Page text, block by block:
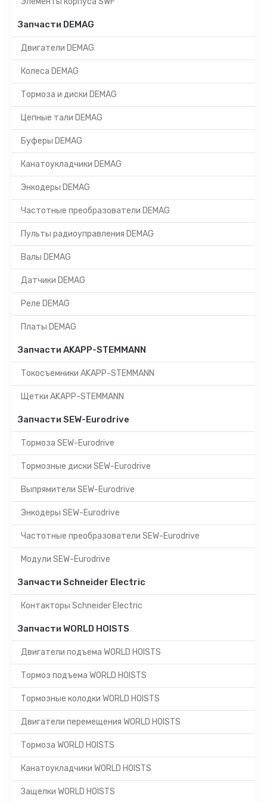
Запчасти DEMAG
Двигатели DEMAG
Колеса DEMAG
Тормоза и диски DEMAG
Цепные тали DEMAG
Буферы DEMAG
Канатоукладчики DEMAG
Энкодеры DEMAG
Частотные преобразователи DEMAG
Пульты радиоуправления DEMAG
Валы DEMAG
Датчики DEMAG
Реле DEMAG
Платы DEMAG
Запчасти AKAPP-STEMMANN
Токосъемники AKAPP-STEMMANN
Щетки AKAPP-STEMMANN
Запчасти SEW-Eurodrive
Тормоза SEW-Eurodrive
Тормозные диски SEW-Eurodrive
Выпрямители SEW-Eurodrive
Энкодеры SEW-Eurodrive
Частотные преобразователи SEW-Eurodrive
Модули SEW-Eurodrive
Запчасти Schneider Electric
Контакторы Schneider Electric
Запчасти WORLD HOISTS
Двигатели подъема WORLD HOISTS
Тормоз подъема WORLD HOISTS
Тормозные колодки WORLD HOISTS
Двигатели перемещения WORLD HOISTS
Тормоза WORLD HOISTS
Канатоукладчики WORLD HOISTS
Защелки WORLD HOISTS